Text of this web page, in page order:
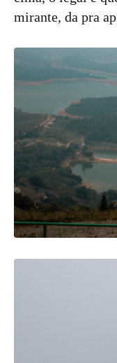
mirante, da pra